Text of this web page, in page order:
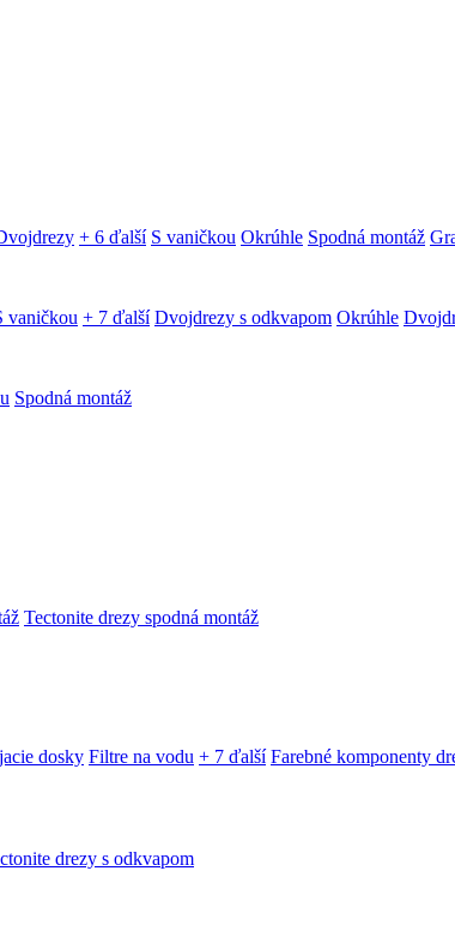
+ 6 ďalší S vaničkou Okrúhle Spodná montáž
vaničkou + 7 ďalší Dvojdrezy s odkvapom Okrúhle
Spodná montáž
Tectonite drezy spodná montáž
dosky Filtre na vodu + 7 ďalší Farebné komponenty
drezy s odkvapom